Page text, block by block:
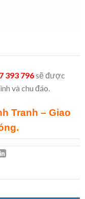
393 796sẽ được
và chu đáo.
Tranh – Giao